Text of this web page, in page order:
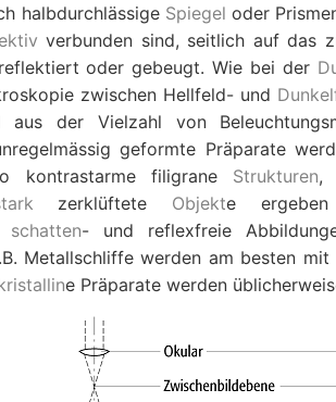
halbdurchlässige Spiegel oder
verbunden sind, seitlich auf das
reflektiert oder gebeugt. Wie bei der
zwischen Hellfeld- und
aus der Vielzahl von
geformte Präparate
kontrastarme filigrane Strukturen,
zerklüftete Objekte ergeben
schatten- und reflexfreie
Metallschliffe werden am besten
e Präparate werden